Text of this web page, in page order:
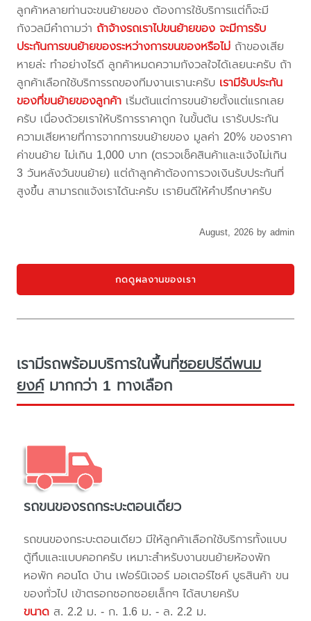
ลูกค้าหลายท่านจะขนย้ายของ ต้องการใช้บริการแต่ก็จะมี
กังวลมีคำถามว่า ถ้าจ้างรถเราไปขนย้ายของ จะมีการรับ
ประกันการขนย้ายของระหว่างการขนของหรือไม่ ถ้าของเสีย
หายล่ะ ทำอย่างไรดี ลูกค้าหมดความกังวลใจได้เลยนะครับ ถ้า
ลูกค้าเลือกใช้บริการรถของทีมงานเรานะครับ เรามีรับประกัน
ของที่ขนย้ายของลูกค้า เริ่มต้นแต่การขนย้ายตั้งแต่แรกเลย
ครับ เนื่องด้วยเราให้บริการราคาถูก ในขั้นต้น เรารับประกัน
ความเสียหายที่การจากการขนย้ายของ มูลค่า 20% ของราคา
ค่าขนย้าย ไม่เกิน 1,000 บาท (ตรวจเช็คสินค้าและแจ้งไม่เกิน
3 วันหลังวันขนย้าย) แต่ถ้าลูกค้าต้องการวงเงินรับประกันที่
สูงขึ้น สามารถแจ้งเราได้นะครับ เรายินดีให้คำปรึกษาครับ
August, 2026 by admin
กดดูผลงานของเรา
เรามีรถพร้อมบริการในพื้นที่ซอยปรีดีพนม
ยงค์มากกว่า 1 ทางเลือก
รถขนของรถกระบะตอนเดียว
รถขนของกระบะตอนเดียว มีให้ลูกค้าเลือกใช้บริการทั้งแบบ
ตู้ทึบและแบบคอกครับ เหมาะสำหรับงานขนย้ายห้องพัก
หอพัก คอนโด บ้าน เฟอร์นิเจอร์ มอเตอร์ไซค์ บูธสินค้า ขน
ของทั่วไป เข้าตรอกซอกซอยเล็กๆ ได้สบายครับ
ขนาด ส. 2.2 ม. - ก. 1.6 ม. - ล. 2.2 ม.